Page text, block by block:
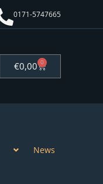
0171-5747665
€0,00 0
News